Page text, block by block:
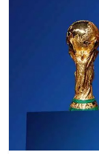
ประ
รวม